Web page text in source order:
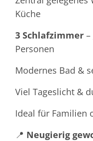
Küche
3 Schlafzimmer
Personen
Modernes Bad &
Viel Tageslicht &
Ideal für Familien
📍 Neugierig